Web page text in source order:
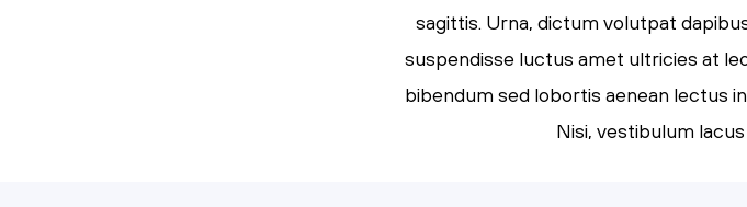
sagittis. Urna, dictum volutpat
suspendisse luctus amet ultricies at
bibendum sed lobortis aenean lectus
Nisi, vestibulum